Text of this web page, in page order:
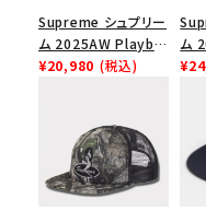
Supreme シュプリー
ム 2025AW Playboi
Carti Tee プレイボ
¥20,980 (税込)
ム
ク
エ